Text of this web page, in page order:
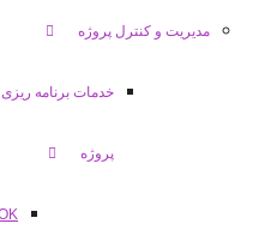
مدیریت و کنترل پروژه
خدمات برنامه ریزی و کنترل
PMBOK